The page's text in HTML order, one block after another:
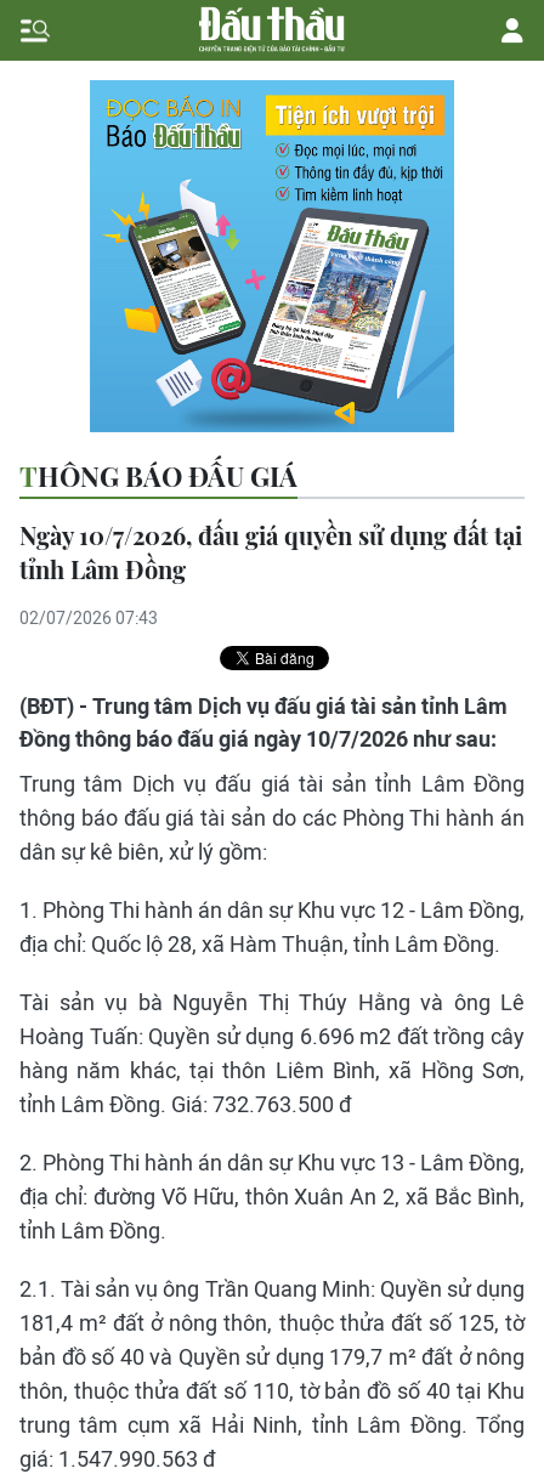
THÔNG BÁO ĐẤU GIÁ
Ngày 10/7/2026, đấu giá quyền sử dụng đất tại
tỉnh Lâm Đồng
02/07/2026 07:43
(BĐT) - Trung tâm Dịch vụ đấu giá tài sản tỉnh Lâm
Đồng thông báo đấu giá ngày 10/7/2026 như sau:
Trung tâm Dịch vụ đấu giá tài sản tỉnh Lâm Đồng
thông báo đấu giá tài sản do các Phòng Thi hành án
dân sự kê biên, xử lý gồm:
1. Phòng Thi hành án dân sự Khu vực 12 - Lâm Đồng,
địa chỉ: Quốc lộ 28, xã Hàm Thuận, tỉnh Lâm Đồng.
Tài sản vụ bà Nguyễn Thị Thúy Hằng và ông Lê
Hoàng Tuấn: Quyền sử dụng 6.696 m2 đất trồng cây
hàng năm khác, tại thôn Liêm Bình, xã Hồng Sơn,
tỉnh Lâm Đồng. Giá: 732.763.500 đ
2. Phòng Thi hành án dân sự Khu vực 13 - Lâm Đồng,
địa chỉ: đường Võ Hữu, thôn Xuân An 2, xã Bắc Bình,
tỉnh Lâm Đồng.
2.1. Tài sản vụ ông Trần Quang Minh: Quyền sử dụng
181,4 m² đất ở nông thôn, thuộc thửa đất số 125, tờ
bản đồ số 40 và Quyền sử dụng 179,7 m² đất ở nông
thôn, thuộc thửa đất số 110, tờ bản đồ số 40 tại Khu
trung tâm cụm xã Hải Ninh, tỉnh Lâm Đồng. Tổng
giá: 1.547.990.563 đ